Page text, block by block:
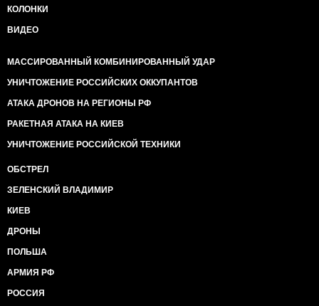
КОЛОНКИ
ВИДЕО
МАССИРОВАННЫЙ КОМБИНИРОВАННЫЙ УДАР
УНИЧТОЖЕНИЕ РОССИЙСКИХ ОККУПАНТОВ
АТАКА ДРОНОВ НА РЕГИОНЫ РФ
РАКЕТНАЯ АТАКА НА КИЕВ
УНИЧТОЖЕНИЕ РОССИЙСКОЙ ТЕХНИКИ
ОБСТРЕЛ
ЗЕЛЕНСКИЙ ВЛАДИМИР
КИЕВ
ДРОНЫ
ПОЛЬША
АРМИЯ РФ
РОССИЯ